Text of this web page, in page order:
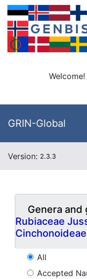
Welcome!
GRIN-Global
Version: 2.3.3
Genera
Rubiaceae
Cinchonoideae
All
Accepted